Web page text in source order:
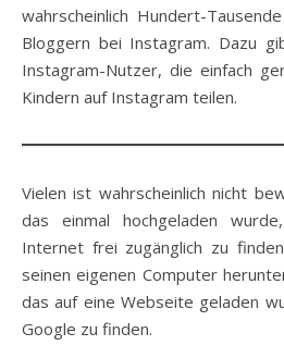
wahrscheinlich Hundert-
Bloggern bei Instagram. Dazu
Instagram-Nutzer, die einfach
Kindern auf Instagram teilen.
Vielen ist wahrscheinlich nicht
das einmal hochgeladen
Internet frei zugänglich zu
seinen eigenen Computer
das auf eine Webseite geladen
Google zu finden.